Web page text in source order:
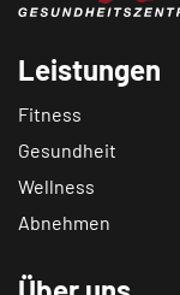
Leistungen
Fitness
Gesundheit
Wellness
Abnehmen